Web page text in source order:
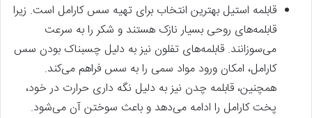
قابلمه استیل بهترین انتخاب برای تهیه سس کارامل است. زیرا
قابلمه‌های روحی بسیار نازک هستند و شکر را به سرعت
می‌سوزانند. قابلمه‌های تفلون نیز به دلیل چسبناک بودن سس
کارامل، امکان ورود مواد سمی را به سس فراهم می‌کند.
همچنین، قابلمه چدن نیز به دلیل نگه داری حرارت در خود،
پخت کارامل را ادامه می‌دهد و باعث سوختن آن می‌شود.